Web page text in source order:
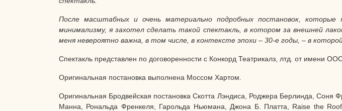
После масштабных и очень материально подробных постановок,
минимализму, я захотел сделать такой спектакль, в котором за внешней
меня невероятно важна, в том числе, в контексте эпохи – 30-е годы, – в
Спектакль представлен по договоренности с Конкорд Театрикалз, лтд. от имени
Оригинальная постановка выполнена Моссом Хартом.
Оригинальная Бродвейская постановка Скотта Лэндиса, Роджера Берлинда,
Манна, Рональда Френкеля, Гарольда Ньюмана, Джона Б. Платта, Raise the